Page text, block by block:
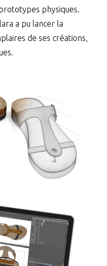
physiques.
a pu lancer la
de ses créations,